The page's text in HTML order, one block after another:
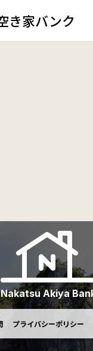
き家バンク
Nakatsu Akiya
プライバシーポリシー